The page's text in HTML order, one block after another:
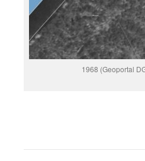
1968 (Geoportal